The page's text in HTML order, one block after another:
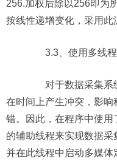
256.加权后除以256即为
按线性递增变化，采用此
3.3、使用多线程
对于数据采集系
在时间上产生冲突，影响
错。因此，在程序中使用
的辅助线程来实现数据采
并在此线程中启动多媒